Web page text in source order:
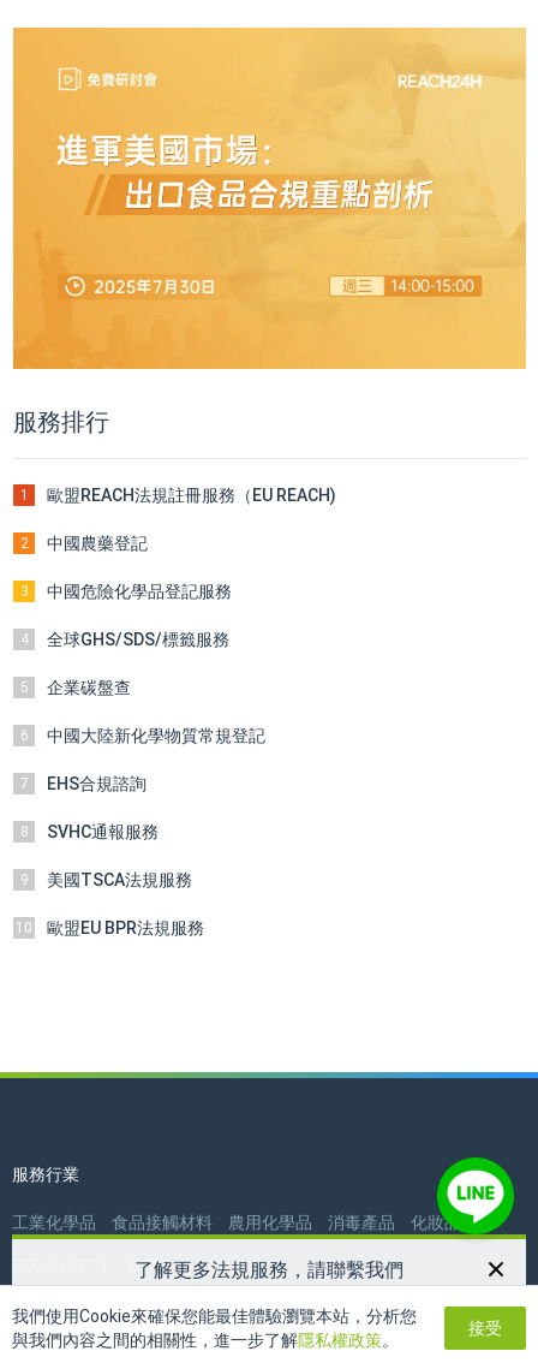
了解更多法規服務，請聯繫我們
電話： 03-3466936
郵箱： twreach24h@reach24h.com
服務排行
1 歐盟REACH法規註冊服務（EU REACH)
2 中國農藥登記
3 中國危險化學品登記服務
4 全球GHS/SDS/標籤服務
5 企業碳盤查
6 中國大陸新化學物質常規登記
7 EHS合規諮詢
8 SVHC通報服務
9 美國TSCA法規服務
10 歐盟EU BPR法規服務
服務行業
工業化學品 食品接觸材料 農用化學品 消毒產品 化妝品
食品
合規工具
我們使用Cookie來確保您能最佳體驗瀏覽本站，分析您
與我們內容之間的相關性，進一步了解隱私權政策。
接受